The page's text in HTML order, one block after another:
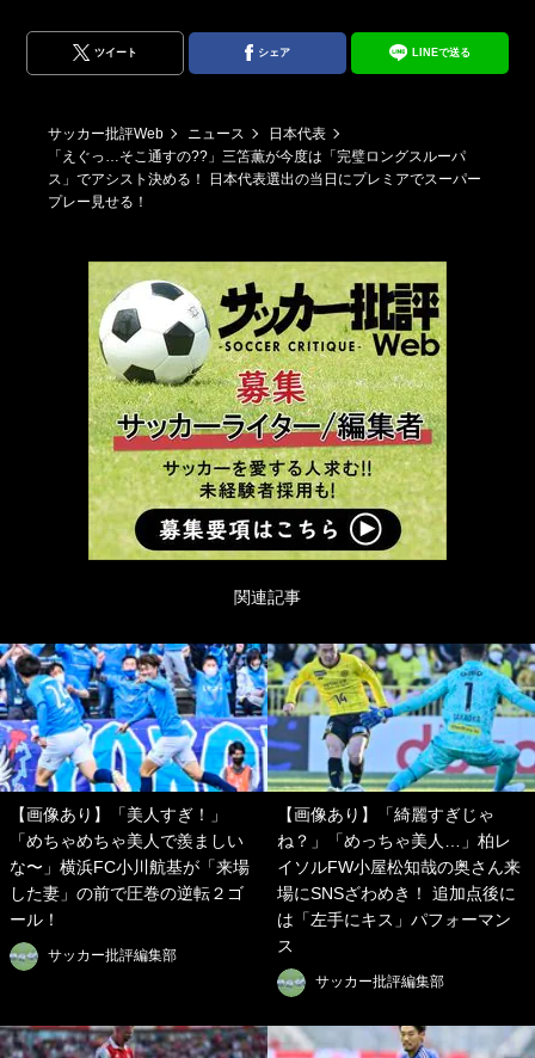
ツイート シェア LINEで送る
サッカー批評Web ニュース
日本代表
「えぐっ…そこ通すの??」三笘薫が今度は「完璧ロングスルーパ
ス」でアシスト決める！ 日本代表選出の当日にプレミアでスーパー
プレー見せる！
関連記事
【画像あり】「美人すぎ！」
「めちゃめちゃ美人で羨ましい
な〜」横浜FC小川航基が「来場
した妻」の前で圧巻の逆転２ゴ
ール！
サッカー批評編集部
【画像あり】「綺麗すぎじゃ
ね？」「めっちゃ美人…」柏レ
イソルFW小屋松知哉の奥さん来
場にSNSざわめき！ 追加点後に
は「左手にキス」パフォーマン
ス
サッカー批評編集部